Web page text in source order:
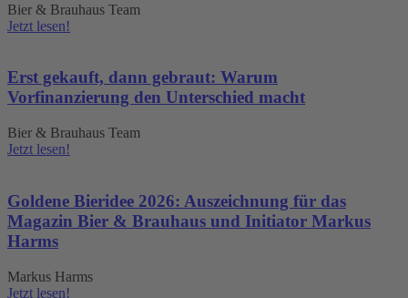
Bier & Brauhaus Team
Jetzt lesen!
Erst gekauft, dann gebraut: Warum
Vorfinanzierung den Unterschied macht
Bier & Brauhaus Team
Jetzt lesen!
Goldene Bieridee 2026: Auszeichnung für das
Magazin Bier & Brauhaus und Initiator Markus
Harms
Markus Harms
Jetzt lesen!